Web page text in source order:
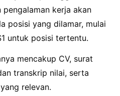
kerja akan
posisi yang dilamar, mulai
untuk posisi tertentu.
mencakup CV, surat
transkrip nilai, serta
relevan.